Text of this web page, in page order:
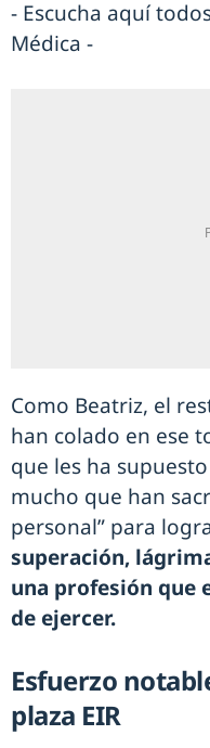
- Escucha aquí
Médica -
Como Beatriz, el
han colado en ese
que les ha
mucho que han
personal” para
superación,
una profesión que
de ejercer.
Esfuerzo
plaza EIR